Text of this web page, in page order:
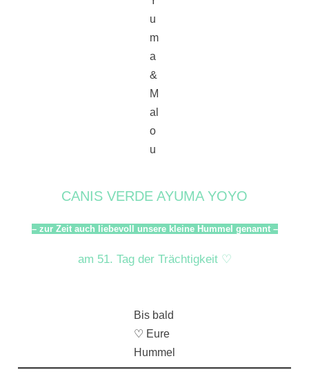
u
m
a
&
M
al
o
u
CANIS VERDE AYUMA YOYO
– zur Zeit auch liebevoll unsere kleine Hummel genannt –
am 51. Tag der Trächtigkeit ♡
Bis bald
♡ Eure
Hummel